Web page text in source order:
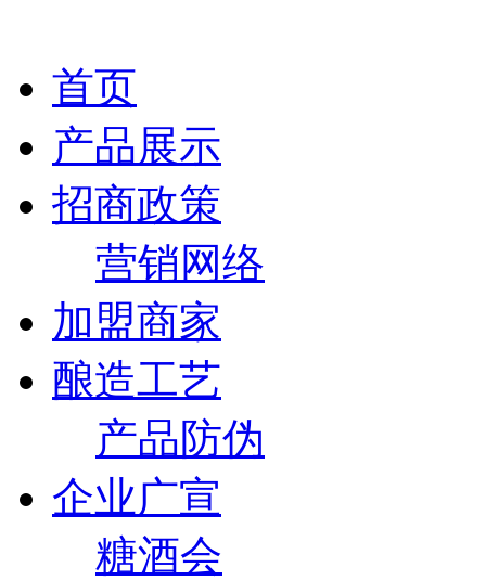
首页
产品展示
招商政策
营销网络
加盟商家
酿造工艺
产品防伪
企业广宣
糖酒会